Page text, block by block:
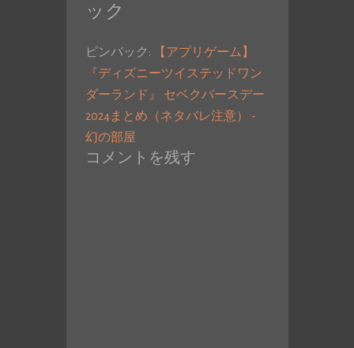
ック
ピンバック:
【アプリゲーム】
『ディズニーツイステッドワン
ダーランド』 セベクバースデー
2024まとめ（ネタバレ注意） -
幻の部屋
コメントを残す